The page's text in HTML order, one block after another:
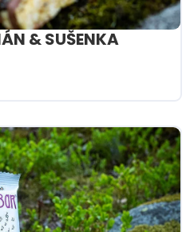
& SUŠENKA